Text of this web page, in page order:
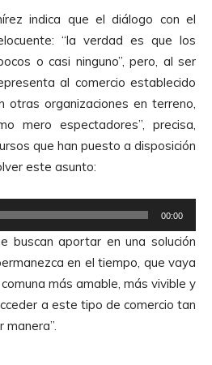
indica que el diálogo con el
“la verdad es que los
o casi ninguno”, pero, al ser
al comercio establecido
otras organizaciones en terreno,
mero espectadores”, precisa,
que han puesto a disposición
este asunto:
00:00
buscan aportar en una solución
en el tiempo, que vaya
más amable, más vivible y
a este tipo de comercio tan